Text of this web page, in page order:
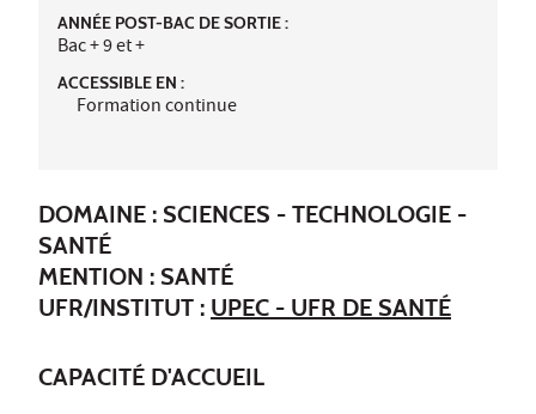
ANNÉE POST-BAC DE SORTIE :
Bac + 9 et +
ACCESSIBLE EN :
Formation continue
DOMAINE : SCIENCES - TECHNOLOGIE -
SANTÉ
MENTION : SANTÉ
UFR/INSTITUT : UPEC - UFR DE SANTÉ
CAPACITÉ D'ACCUEIL